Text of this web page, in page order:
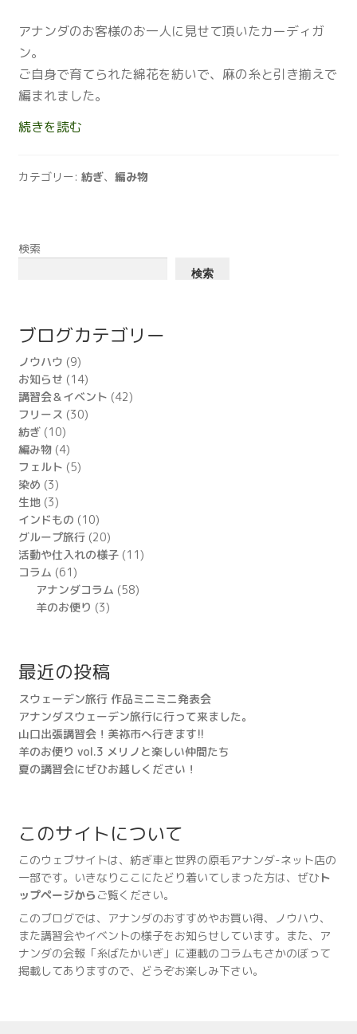
アナンダのお客様のお一人に見せて頂いたカーディガ
ン。
ご自身で育てられた綿花を紡いで、麻の糸と引き揃えで
編まれました。
続きを読む綿
の
カテゴリー: 紡ぎ、 編み物
検索
検索
ブログカテゴリー
ノウハウ (9)
お知らせ (14)
講習会＆イベント (42)
フリース (30)
紡ぎ(10)
編み物(4)
フェルト (5)
染め (3)
生地(3)
インドもの (10)
グループ旅行(20)
活動や仕入れの様子(11)
コラム (61)
アナンダコラム (58)
羊のお便り (3)
最近の投稿
スウェーデン旅行 作品ミニミニ発表会
アナンダスウェーデン旅行に行って来ました。
山口出張講習会！美祢市へ行きます!!
羊のお便り vol.3 メリノと楽しい仲間たち
夏の講習会にぜひお越しください！
このサイトについて
このウェブサイトは、紡ぎ車と世界の原毛アナンダ-ネット店の
一部です。いきなりここにたどり着いてしまった方は、ぜひ ト
ップページから ご覧ください。
このブログでは、アナンダのおすすめやお買い得、ノウハウ、
また講習会やイベントの様子をお知らせしています。また、ア
ナンダの会報「糸ばたかいぎ」に連載のコラムもさかのぼって
掲載してありますので、どうぞお楽しみ下さい。